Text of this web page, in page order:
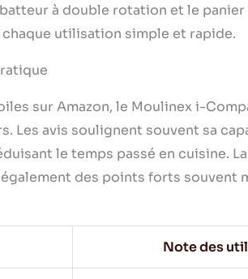
à double rotation et le
utilisation simple et rapide.
sur Amazon, le Moulinex i-
Les avis soulignent souvent sa
le temps passé en cuisine.
des points forts souvent
Note des